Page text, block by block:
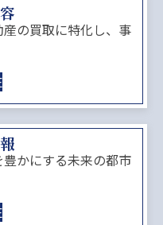
の買取に特化し、事
かにする未来の都市